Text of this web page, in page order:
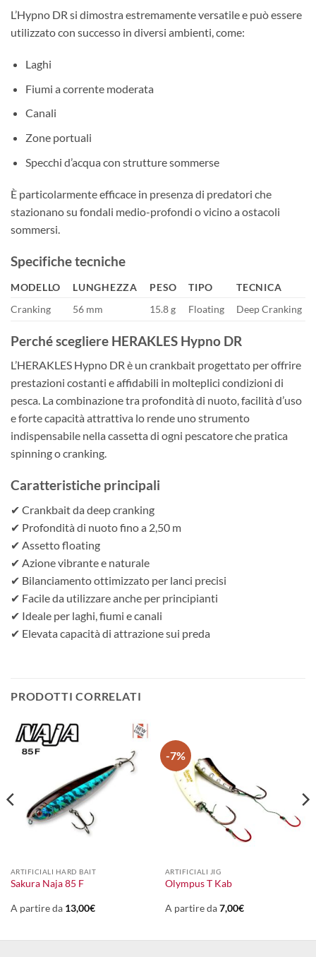
L’Hypno DR si dimostra estremamente versatile e può essere
utilizzato con successo in diversi ambienti, come:
Laghi
Fiumi a corrente moderata
Canali
Zone portuali
Specchi d’acqua con strutture sommerse
È particolarmente efficace in presenza di predatori che
stazionano su fondali medio-profondi o vicino a ostacoli
sommersi.
Specifiche tecniche
MODELLO LUNGHEZZA PESO TIPO
TECNICA
Cranking
56 mm 15.8 g Floating Deep Cranking
Perché scegliere HERAKLES Hypno DR
L’HERAKLES Hypno DR è un crankbait progettato per offrire
prestazioni costanti e affidabili in molteplici condizioni di
pesca. La combinazione tra profondità di nuoto, facilità d’uso
e forte capacità attrattiva lo rende uno strumento
indispensabile nella cassetta di ogni pescatore che pratica
spinning o cranking.
Caratteristiche principali
✔ Crankbait da deep cranking
✔ Profondità di nuoto fino a 2,50 m
✔ Assetto floating
✔ Azione vibrante e naturale
✔ Bilanciamento ottimizzato per lanci precisi
✔ Facile da utilizzare anche per principianti
✔ Ideale per laghi, fiumi e canali
✔ Elevata capacità di attrazione sui preda
PRODOTTI CORRELATI
ARTIFICIALI HARD BAIT
Sakura Naja 85 F
A partire da 13,00€
-7%
ARTIFICIALI JIG
Olympus T Kab
A partire da7,00€